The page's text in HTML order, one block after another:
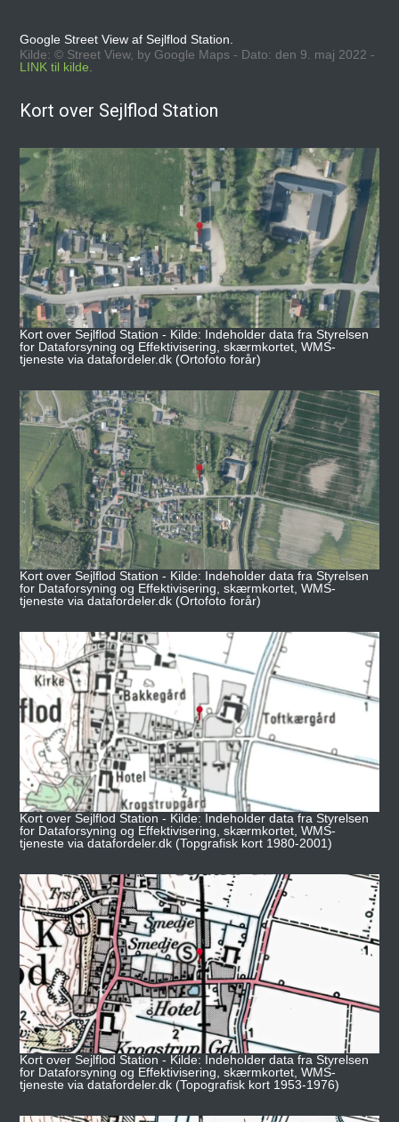
Google Street View af Sejlflod Station.
Kilde: © Street View, by Google Maps - Dato: den 9. maj 2022 -
LINK til kilde.
Kort over Sejlflod Station
Kort over Sejlflod Station - Kilde: Indeholder data fra Styrelsen
for Dataforsyning og Effektivisering, skærmkortet, WMS-
tjeneste via datafordeler.dk (Ortofoto forår)
Kort over Sejlflod Station - Kilde: Indeholder data fra Styrelsen
for Dataforsyning og Effektivisering, skærmkortet, WMS-
tjeneste via datafordeler.dk (Ortofoto forår)
Kort over Sejlflod Station - Kilde: Indeholder data fra Styrelsen
for Dataforsyning og Effektivisering, skærmkortet, WMS-
tjeneste via datafordeler.dk (Topgrafisk kort 1980-2001)
Kort over Sejlflod Station - Kilde: Indeholder data fra Styrelsen
for Dataforsyning og Effektivisering, skærmkortet, WMS-
tjeneste via datafordeler.dk (Topografisk kort 1953-1976)